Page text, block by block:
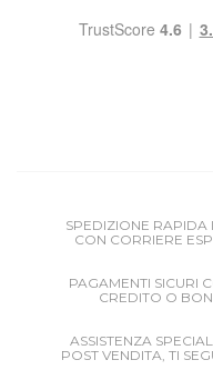
SPEDIZIONE RAPIDA
CON CORRIERE
PAGAMENTI SICURI
CREDITO O
ASSISTENZA
POST VENDITA, TI